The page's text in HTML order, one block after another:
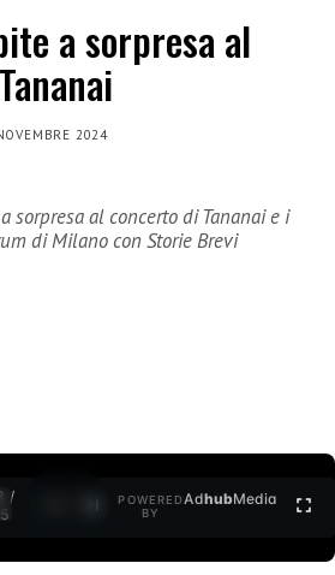
a sorpresa al
2024
sorpresa al concerto di Tananai e i
di Milano con Storie Brevi
/
POWERED
BY
AdhubMedia